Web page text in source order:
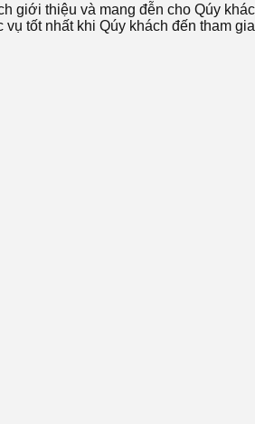
thiệu và mang đễn cho Qúy
tốt nhất khi Qúy khách đến tham